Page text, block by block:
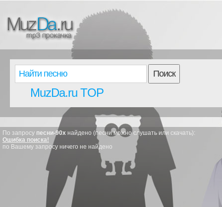
Поиск
MuzDa.ru TOP
По запросу песни-90х найдено (песни можно слушать или скачать):
Ошибка поиска!
по Вашему запросу ничего не найдено